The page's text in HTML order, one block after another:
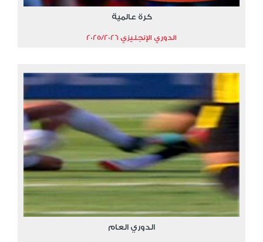
كرة عالمية
الدوري الإنجليزي 2025/2026
الدوري العام